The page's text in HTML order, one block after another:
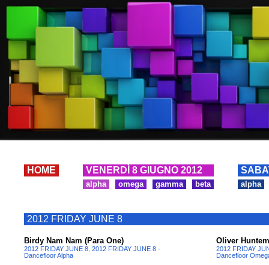
HOME VENERDÌ 8 GIUGNO 2012
alpha omega gamma beta alpha
2012 FRIDAY JUNE 8
Birdy Nam Nam (Para One)
2012 FRIDAY JUNE 8 2012 FRIDAY JUNE 8 -
Dancefloor Alpha
Oliver
2012 FRIDAY
Dancefloor